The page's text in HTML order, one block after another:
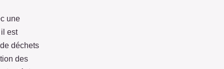
une
est
déchets
des